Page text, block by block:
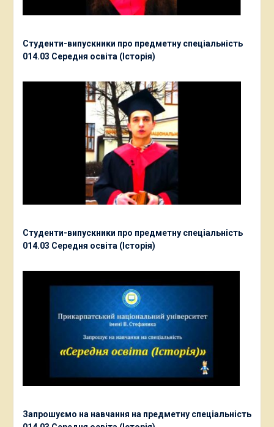
Студенти-випускники про предметну спеціальність
014.03 Середня освіта (Історія)
Студенти-випускники про предметну спеціальність
014.03 Середня освіта (Історія)
Запрошуємо на навчання на предметну спеціальність